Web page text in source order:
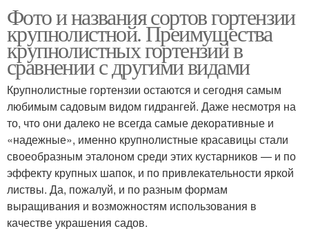
Фото и названия сортов гортензии
крупнолистной. Преимущества
крупнолистных гортензий в
сравнении с другими видами
Крупнолистные гортензии остаются и сегодня самым
любимым садовым видом гидрангей. Даже несмотря на
то, что они далеко не всегда самые декоративные и
«надежные», именно крупнолистные красавицы стали
своеобразным эталоном среди этих кустарников — и по
эффекту крупных шапок, и по привлекательности яркой
листвы. Да, пожалуй, и по разным формам
выращивания и возможностям использования в
качестве украшения садов.